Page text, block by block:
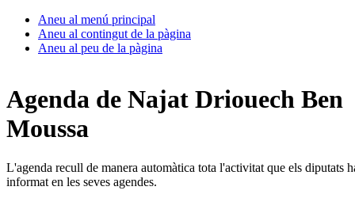
Aneu al menú principal
Aneu al contingut de la pàgina
Aneu al peu de la pàgina
Agenda de Najat Driouech Ben
Moussa
L'agenda recull de manera automàtica tota l'activitat que els diputats
informat en les seves agendes.